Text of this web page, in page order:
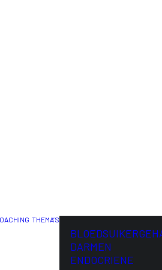
THEMA’S
DARMEN
ENDOCRIENE